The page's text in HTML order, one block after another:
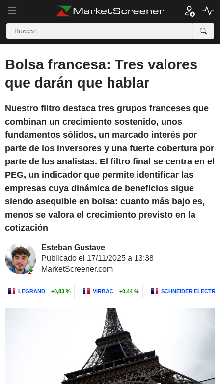
Bolsa francesa: Tres valores
que darán que hablar
Nuestro filtro destaca tres grupos franceses que
combinan un crecimiento sostenido, unos
fundamentos sólidos, un marcado interés por
parte de los inversores y una fuerte cobertura por
parte de los analistas. El filtro final se centra en el
PEG, un indicador que permite identificar las
empresas cuya dinámica de beneficios sigue
siendo asequible en bolsa: cuanto más bajo es,
menos se valora el crecimiento previsto en la
cotización
Esteban Gustave
Publicado el 17/11/2025 a 13:38
MarketScreener.com
LEGRAND +0,83 % VIRBAC +0,44 % SCHNEIDER